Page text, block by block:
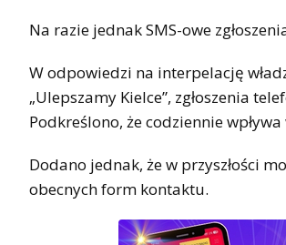
Na razie jednak SMS-owe
W odpowiedzi na interpelację
„Ulepszamy Kielce”, zgłoszenia
Podkreślono, że codziennie
Dodano jednak, że w przyszłości
obecnych form kontaktu.